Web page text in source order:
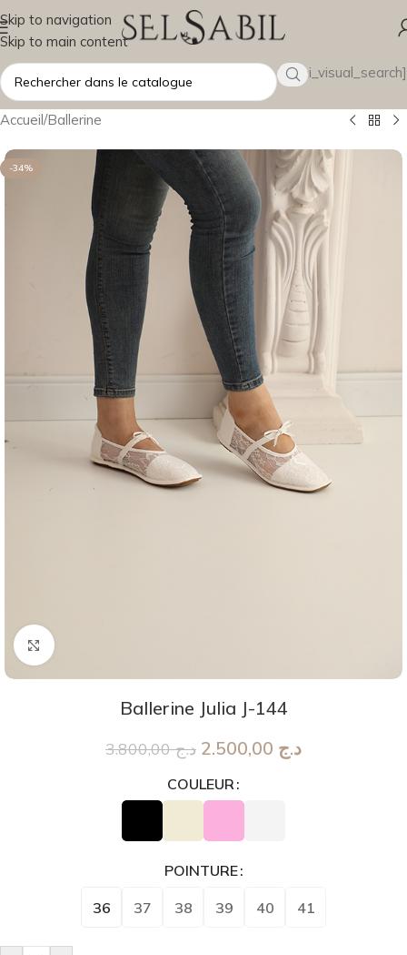
Skip to navigation
Skip to main content
[wsbi_visual_search]
Accueil/Ballerine
-34%
Agrandir
Ballerine Julia J-144
د.ج3.800,00 د.ج
COULEUR
POINTURE
36 37 38 39 40 41